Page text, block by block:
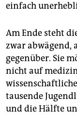
einfach
Am Ende steht
zwar abwägend,
gegenüber. Sie
nicht auf
tausende
und die Hälfte